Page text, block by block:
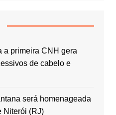
a primeira CNH gera
de cabelo e
será homenageada
Niterói (RJ)